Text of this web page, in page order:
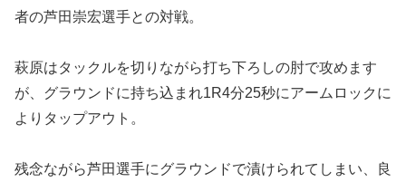
者の芦田崇宏選手との対戦。
萩原はタックルを切りながら打ち下ろしの肘で攻めます
が、グラウンドに持ち込まれ1R4分25秒にアームロックに
よりタップアウト。
残念ながら芦田選手にグラウンドで漬けられてしまい、良